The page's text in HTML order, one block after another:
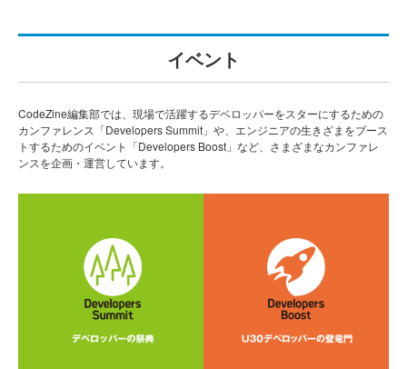
イベント
CodeZine編集部では、現場で活躍するデベロッパーをスターにするための
カンファレンス「Developers Summit」や、エンジニアの生きざまをブース
トするためのイベント「Developers Boost」など、さまざまなカンファレ
ンスを企画・運営しています。